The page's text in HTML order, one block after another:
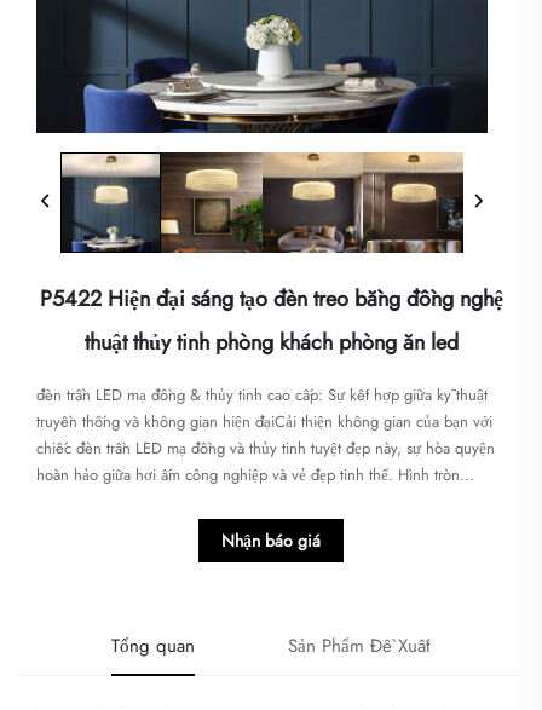
P5422 Hiện đại sáng tạo đèn treo bằng đồng nghệ
thuật thủy tinh phòng khách phòng ăn led
đèn trần LED mạ đồng & thủy tinh cao cấp: Sự kết hợp giữa kỹ thuật
truyền thống và không gian hiện đại​​Cải thiện không gian của bạn với
chiếc đèn trần LED mạ đồng và thủy tinh tuyệt đẹp này, sự hòa quyện
hoàn hảo giữa hơi ấm công nghiệp và vẻ đẹp tinh thể. Hình tròn...
Nhận báo giá
Tổng quan Sản Phẩm Đề Xuất